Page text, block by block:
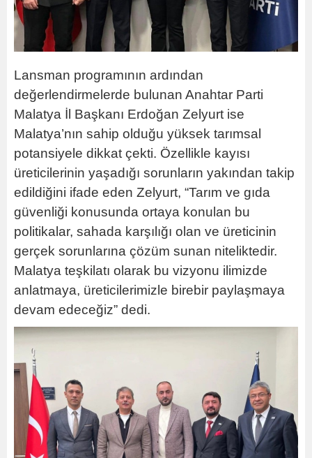
Lansman programının ardından
değerlendirmelerde bulunan Anahtar Parti
Malatya İl Başkanı Erdoğan Zelyurt ise
Malatya’nın sahip olduğu yüksek tarımsal
potansiyele dikkat çekti. Özellikle kayısı
üreticilerinin yaşadığı sorunların yakından takip
edildiğini ifade eden Zelyurt, “Tarım ve gıda
güvenliği konusunda ortaya konulan bu
politikalar, sahada karşılığı olan ve üreticinin
gerçek sorunlarına çözüm sunan niteliktedir.
Malatya teşkilatı olarak bu vizyonu ilimizde
anlatmaya, üreticilerimizle birebir paylaşmaya
devam edeceğiz” dedi.